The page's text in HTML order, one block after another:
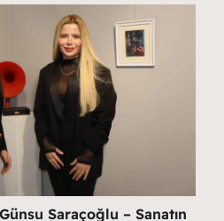
Saraçoğlu – Sanatın